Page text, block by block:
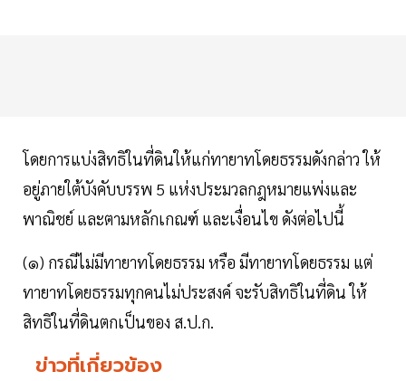
โดยการแบ่งสิทธิในที่ดินให้แก่ทายาทโดยธรรมดังกล่าว ให้
อยู่ภายใต้บังคับบรรพ 5 แห่งประมวลกฎหมายแพ่งและ
พาณิชย์ และตามหลักเกณฑ์ และเงื่อนไข ดังต่อไปนี้
(๑) กรณีไม่มีทายาทโดยธรรม หรือ มีทายาทโดยธรรม แต่
ทายาทโดยธรรมทุกคนไม่ประสงค์ จะรับสิทธิในที่ดิน ให้
สิทธิในที่ดินตกเป็นของ ส.ป.ก.
ข่าวที่เกี่ยวข้อง